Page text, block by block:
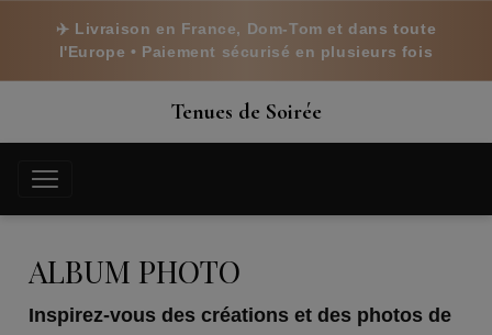
✈️ Livraison en France, Dom-Tom et dans toute
l'Europe • Paiement sécurisé en plusieurs fois
Tenues de Soirée
ALBUM PHOTO
Inspirez-vous des créations et des photos de